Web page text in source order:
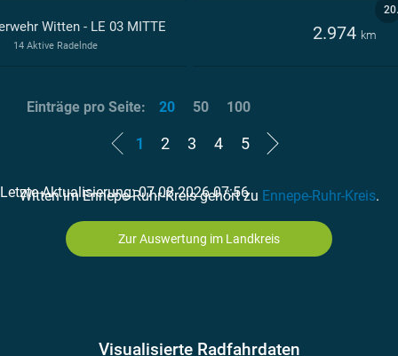
20.
Witten - LE 03 MITTE 2.974 km
14 Aktive Radelnde
1 2 3 4 5
Letzte Aktualisierung: 07.08.2026 07:56
Einträge pro Seite: 20 50 100
Witten im Ennepe-Ruhr-Kreis gehört zu Ennepe-Ruhr-Kreis.
Zur Auswertung im Landkreis
Visualisierte Radfahrdaten